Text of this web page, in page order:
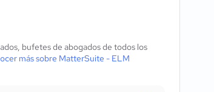
bufetes de abogados de todos los
más sobre MatterSuite - ELM